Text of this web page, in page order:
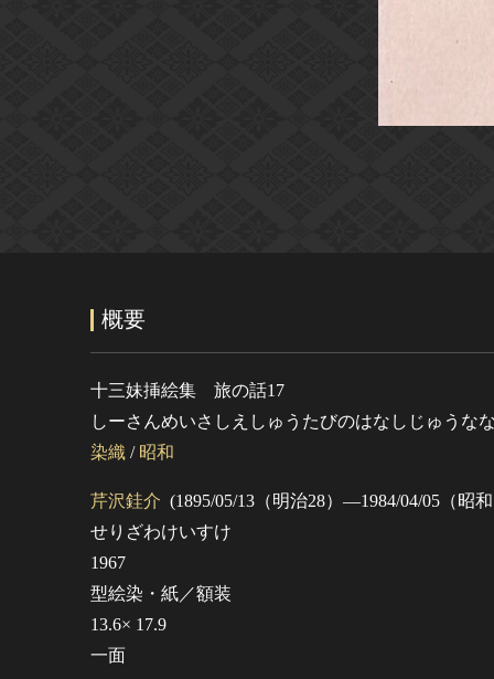
概要
十三妹挿絵集 旅の話17
しーさんめいさしえしゅうたびのはなしじゅうな
染織 / 昭和
芹沢銈介 (1895/05/13（明治28）―1984/04/05（昭
せりざわけいすけ
1967
型絵染・紙／額装
13.6× 17.9
一面